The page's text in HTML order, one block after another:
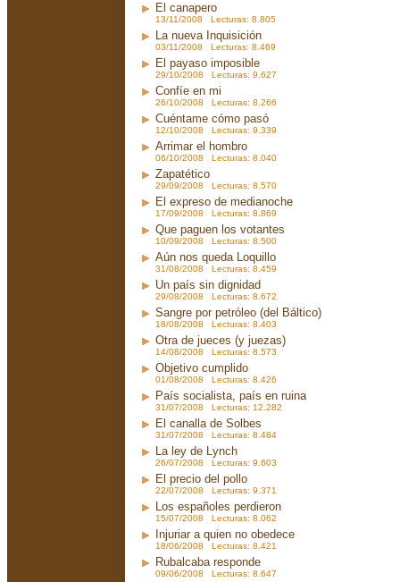
El canapero
13/11/2008 Lecturas: 8.805
La nueva Inquisición
03/11/2008 Lecturas: 8.469
El payaso imposible
29/10/2008 Lecturas: 9.627
Confíe en mi
26/10/2008 Lecturas: 8.266
Cuéntame cómo pasó
12/10/2008 Lecturas: 9.339
Arrimar el hombro
06/10/2008 Lecturas: 8.040
Zapatético
29/09/2008 Lecturas: 8.570
El expreso de medianoche
17/09/2008 Lecturas: 8.869
Que paguen los votantes
10/09/2008 Lecturas: 8.500
Aún nos queda Loquillo
31/08/2008 Lecturas: 8.459
Un país sin dignidad
29/08/2008 Lecturas: 8.672
Sangre por petróleo (del Báltico)
18/08/2008 Lecturas: 8.403
Otra de jueces (y juezas)
14/08/2008 Lecturas: 8.573
Objetivo cumplido
01/08/2008 Lecturas: 8.426
País socialista, país en ruina
31/07/2008 Lecturas: 12.282
El canalla de Solbes
31/07/2008 Lecturas: 8.484
La ley de Lynch
26/07/2008 Lecturas: 9.603
El precio del pollo
22/07/2008 Lecturas: 9.371
Los españoles perdieron
15/07/2008 Lecturas: 8.062
Injuriar a quien no obedece
18/06/2008 Lecturas: 8.421
Rubalcaba responde
09/06/2008 Lecturas: 8.647